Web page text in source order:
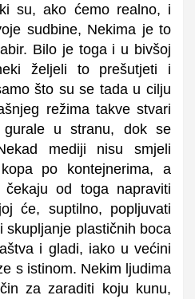
su, ako ćemo realno, i
sudbine, Nekima je to
Bilo je toga i u bivšoj
željeli to prešutjeti i
što su se tada u cilju
režima takve stvari
u stranu, dok se
mediji nisu smjeli
po kontejnerima, a
od toga napraviti
će, suptilno, popljuvati
skupljanje plastičnih boca
i gladi, iako u većini
s istinom. Nekim ljudima
za zaraditi koju kunu,